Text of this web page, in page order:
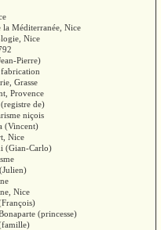
la Méditerranée, Nice
Nice
Pierre)
Grasse
Provence
(registre de)
niçois
(Vincent)
Nice
(Gian-Carlo)
Nice
(princesse)